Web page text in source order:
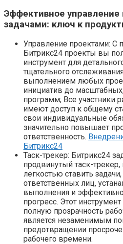
Эффективное управление
задачами: ключ к
Управление проектами:
Битрикс24 проекты вы
инструмент для
тщательного
выполнением любых
инициатив до
программ; Все участники
имеют доступ к общему
свои индивидуальные
значительно повышает
ответственность.
Битрикс24
Таск-трекер: Битрикс24
продвинутый таск-
легкостью ставить задачи,
ответственных лиц,
выполнения и
прогресс. Этот
полную прозрачность
является незаменимым
предотвращении
рабочего времени.